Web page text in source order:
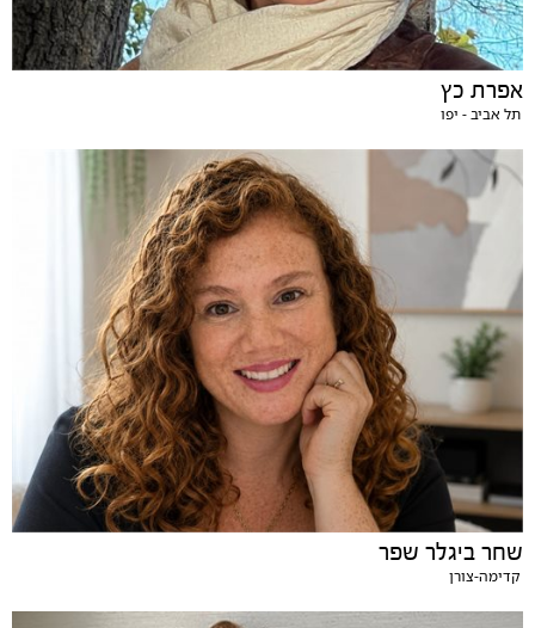
אפרת כץ
תל אביב - יפו
שחר ביגלר שפר
קדימה-צורן